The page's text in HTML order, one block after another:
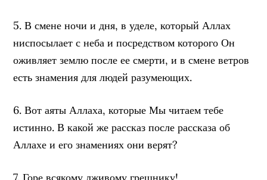
5. В смене ночи и дня, в уделе, который Аллах
ниспосылает с неба и посредством которого Он
оживляет землю после ее смерти, и в смене ветров
есть знамения для людей разумеющих.
6. Вот аяты Аллаха, которые Мы читаем тебе
истинно. В какой же рассказ после рассказа об
Аллахе и его знамениях они верят?